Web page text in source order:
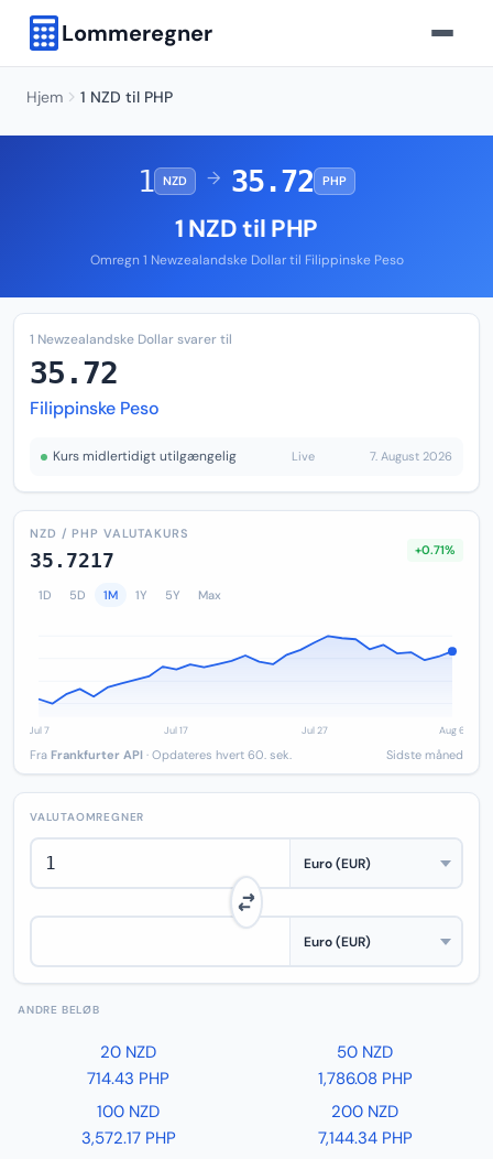
Lommeregner
Hjem 1 NZD til PHP
1 NZD → 35.72 PHP
1 NZD til PHP
Omregn 1 Newzealandske Dollar til Filippinske Peso
1 Newzealandske Dollar svarer til
35.72
Filippinske Peso
Kurs midlertidigt utilgængelig Live 7. August 2026
NZD / PHP VALUTAKURS
35.7217 +0.71%
1D 5D 1M 1Y 5Y Max
Fra Frankfurter API · Opdateres hvert 60. sek. Sidste måned
VALUTAOMREGNER
ANDRE BELØB
20 NZD
714.43 PHP
50 NZD
1,786.08 PHP
100 NZD
3,572.17 PHP
200 NZD
7,144.34 PHP